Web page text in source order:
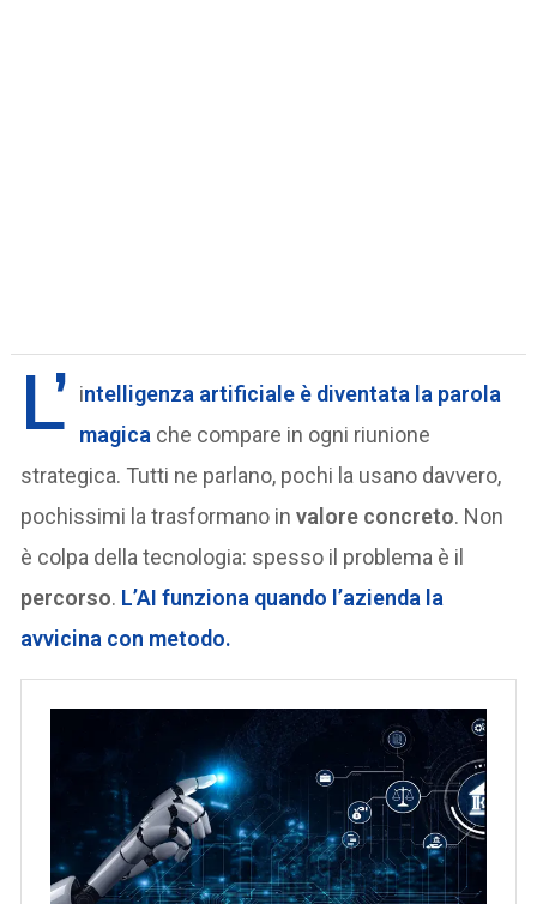
L’ intelligenza artificiale è diventata la parola
magica che compare in ogni riunione
strategica. Tutti ne parlano, pochi la usano davvero,
pochissimi la trasformano invalore concreto. Non
è colpa della tecnologia: spesso il problema è il
percorso. L’AI funziona quando l’azienda la
avvicina con metodo.